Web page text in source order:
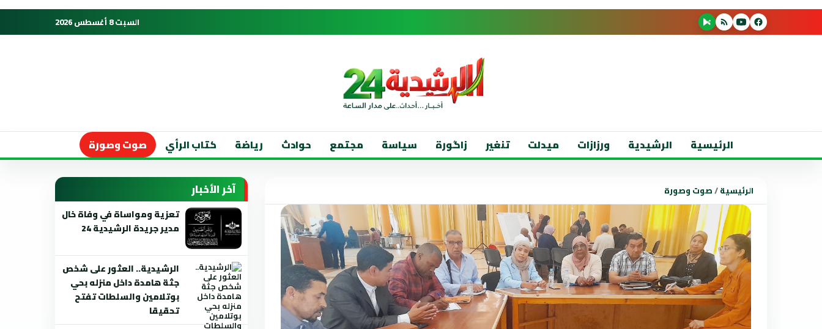
السبت 8 أغسطس 2026
الرئيسية الرشيدية ورزازات ميدلت تنغير زاگورة سياسة مجتمع حوادث رياضة كتاب الرأي صوت وصورة
الرئيسية/صوت وصورة آخر الأخبار
تعزية ومواساة في وفاة خال
مدير جريدة الرشيدية 24
الرشيدية.. العثور على شخص
جثة هامدة داخل منزله بحي
بوتلامين والسلطات تفتح
تحقيقا